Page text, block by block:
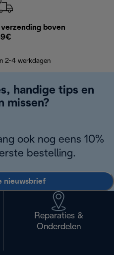
boven
2-4 werkdagen
handige tips en
missen?
ook nog eens 10%
bestelling.
nieuwsbrief
Reparaties &
Onderdelen